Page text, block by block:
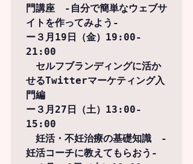
門講座　-自分で簡単なウェブサ
イトを作ってみよう-
ー３月19日（金）19:00-
21:00
セルフブランディングに活か
せるTwitterマーケティング入
門編
ー３月27日（土）13:00-
15:00
妊活・不妊治療の基礎知識　-
妊活コーチに教えてもらおう-